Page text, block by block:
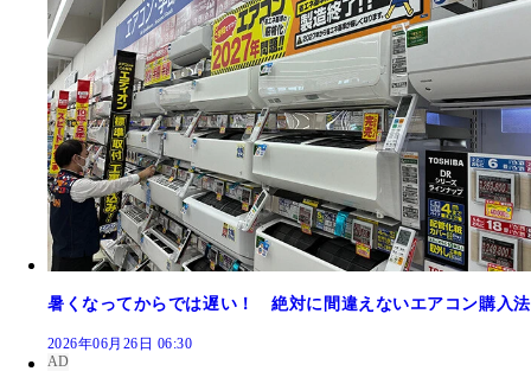
暑くなってからでは遅い！ 絶対に間違えないエアコン購入法
2026年06月26日 06:30